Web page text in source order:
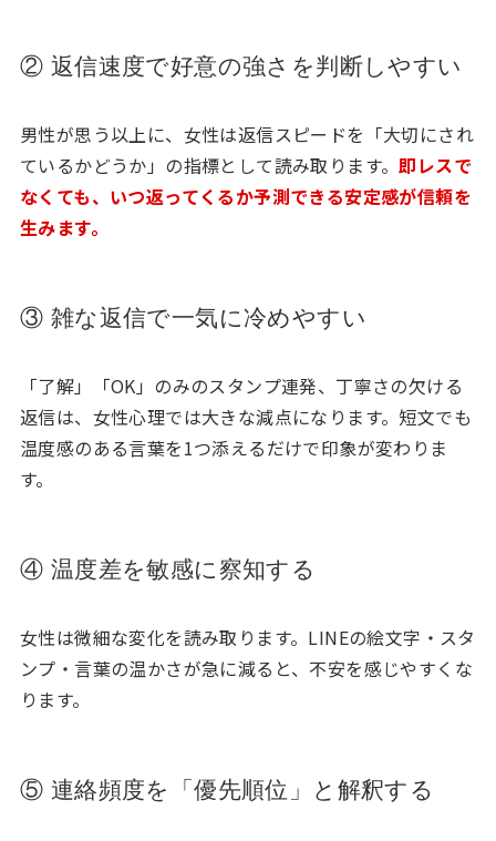
② 返信速度で好意の強さを判断しやすい
男性が思う以上に、女性は返信スピードを「大切にされ
ているかどうか」の指標として読み取ります。即レスで
なくても、いつ返ってくるか予測できる安定感が信頼を
生みます。
③ 雑な返信で一気に冷めやすい
「了解」「OK」のみのスタンプ連発、丁寧さの欠ける
返信は、女性心理では大きな減点になります。短文でも
温度感のある言葉を1つ添えるだけで印象が変わりま
す。
④ 温度差を敏感に察知する
女性は微細な変化を読み取ります。LINEの絵文字・スタ
ンプ・言葉の温かさが急に減ると、不安を感じやすくな
ります。
⑤ 連絡頻度を「優先順位」と解釈する